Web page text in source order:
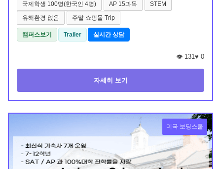
국제학생 100명(한국인 4명)
AP 15과목
STEM
유해환경 없음
주말 쇼핑몰 Trip
캠퍼스보기 Trailer 실시간 상담
👁️ 131♥ 0
자세히 보기
미국 보딩스쿨